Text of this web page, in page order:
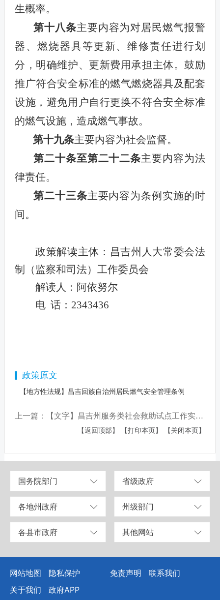
生概率。
第十八条主要内容为对居民燃气报警
器、燃烧器具等更新、维修责任进行划
分，明确维护、更新费用承担主体。鼓励
推广符合安全标准的燃气燃烧器具及配套
设施，避免用户自行更换不符合安全标准
的燃气设施，造成燃气事故。
第十九条主要内容为社会监督。
第二十条至第二十二条主要内容为法
律责任。
第二十三条主要内容为条例 实施的时
间。
政策解读主体：昌吉州人大常委会法
制（监察和司法）工作委员会
解读人：阿依努尔
电 话：2343436
政策原文
【地方性法规】昌吉回族自治州居民燃气安全管理条例
上一篇：【文字】昌吉州服务类社会救助试点工作实施方案(试行)政策解读
【返回顶部】 【打印本页】 【关闭本页】
国务院部门 省级政府
各地州政府 州级部门
各县市政府 其他网站
网站地图 隐私保护 免责声明
联系我们
关于我们
政府APP